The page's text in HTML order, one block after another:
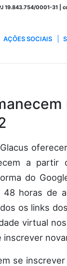
19.843.754/0001-31 |
AÇÕES SOCIAIS
a
do
horas de
os links
virtual
inscrever
se